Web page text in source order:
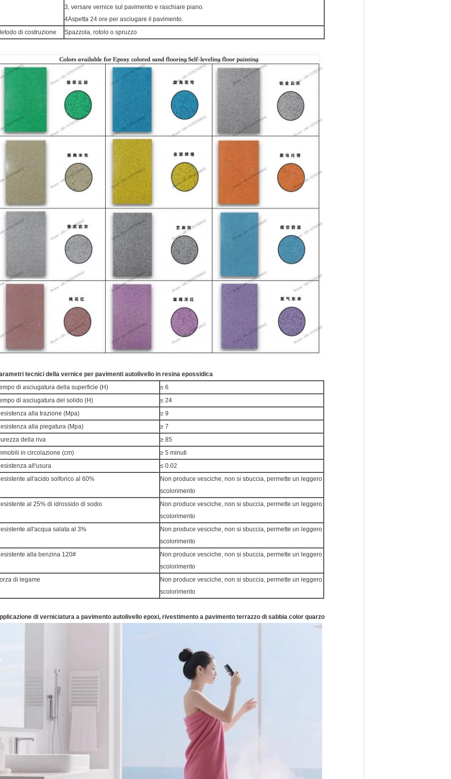
3, versare vernice sul pavimento e raschiare piano.
4Aspetta 24 ore per asciugare il pavimento.
di costruzione
Spazzola, rotolo o spruzzo
tecnici della vernice per pavimenti autolivello in resina epossidica
di asciugatura della superficie (H)
≤ 6
di asciugatura del solido (H)
≤ 24
alla trazione (Mpa)
≥ 9
alla piegatura (Mpa)
≥ 7
della riva
≥ 85
in circolazione (cm)
≥ 5 minuti
all'usura
≤ 0.02
all'acido solforico al 60%
Non produce vesciche, non si sbuccia, permette un leggero
scolorimento
al 25% di idrossido di sodio
Non produce vesciche, non si sbuccia, permette un leggero
scolorimento
all'acqua salata al 3%
Non produce vesciche, non si sbuccia, permette un leggero
scolorimento
alla benzina 120#
Non produce vesciche, non si sbuccia, permette un leggero
scolorimento
di legame
Non produce vesciche, non si sbuccia, permette un leggero
scolorimento
di verniciatura a pavimento autolivello epoxi, rivestimento a pavimento terrazzo di sabbia color quarzo